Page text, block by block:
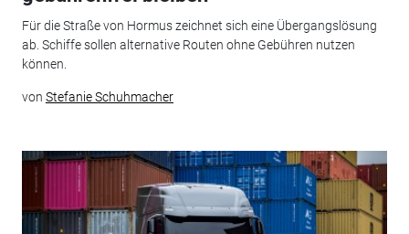
Für die Straße von Hormus zeichnet sich eine Übergangslösung
ab. Schiffe sollen alternative Routen ohne Gebühren nutzen
können.
von Stefanie Schuhmacher